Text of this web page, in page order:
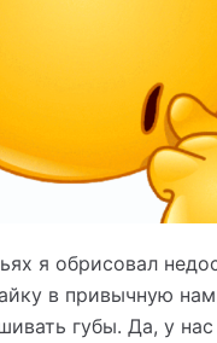
обрисовал
в привычную
губы. Да, у